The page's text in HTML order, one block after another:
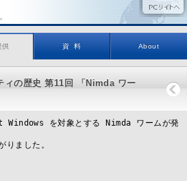
供 資 料 About
ィの歴史 第11回 「Nimda ワー
を対象とする Nimda ワームが発
りました。